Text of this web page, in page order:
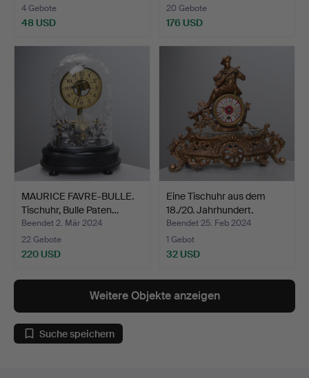
4 Gebote
48 USD
20 Gebote
176 USD
MAURICE FAVRE-BULLE.
Tischuhr, Bulle Paten…
Beendet 2. Mär 2024
22 Gebote
220 USD
Eine Tischuhr aus dem
18./20. Jahrhundert.
Beendet 25. Feb 2024
1 Gebot
32 USD
Weitere Objekte anzeigen
Suche speichern